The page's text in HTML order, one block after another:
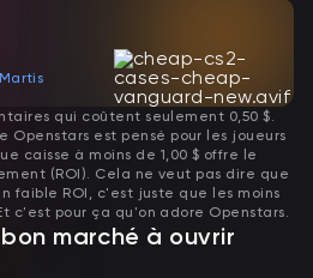
qui coûtent seulement 0,50 $.
Openstars est pensé pour les joueurs
caisse à moins de 1,00 $ offre le
(ROI). Cela ne veut pas dire que
faible ROI, c'est juste que les moins
c'est pour ça qu'on adore Openstars.
marché à ouvrir